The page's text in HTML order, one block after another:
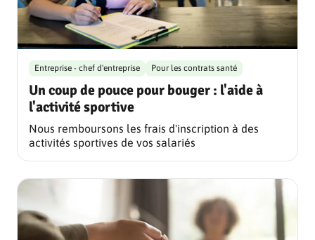
Un coup de pouce pour bouger : l'aide à
l'activité sportive
Entreprise - chef d'entreprise Pour les contrats santé
Nous remboursons les frais d'inscription à des
activités sportives de vos salariés